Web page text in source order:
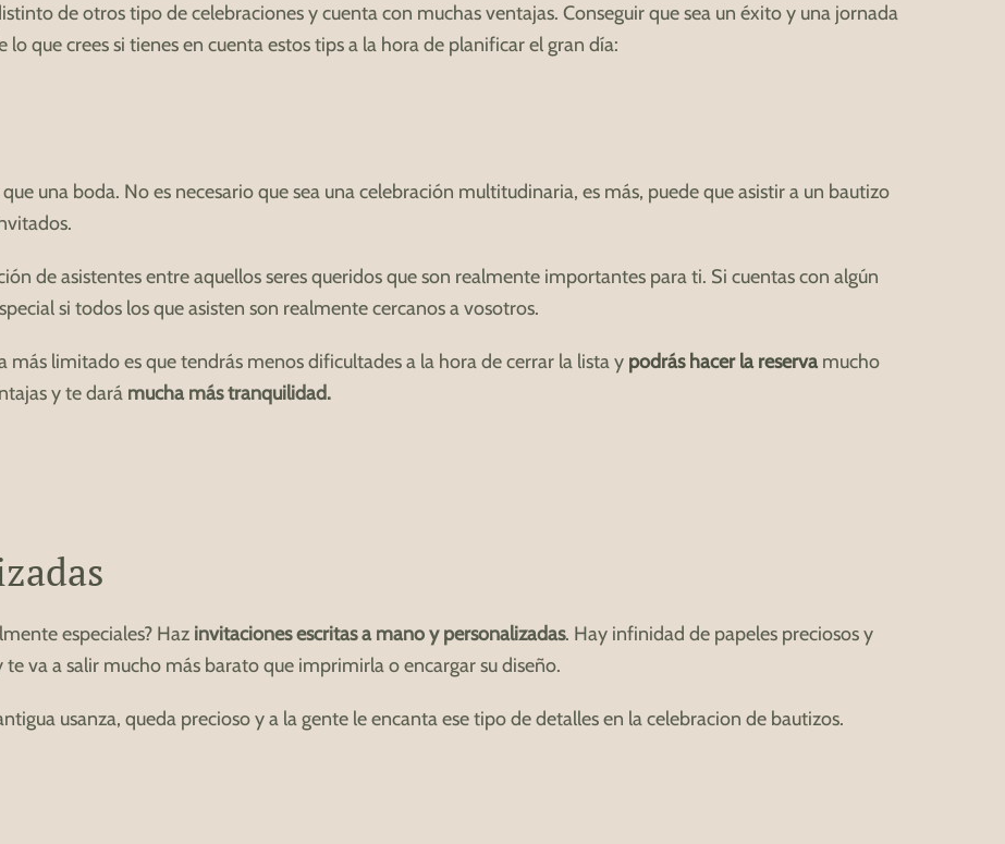
de otros tipo de celebraciones y cuenta con muchas ventajas. Conseguir que sea un éxito y una jornada
que crees si tienes en cuenta estos tips a la hora de planificar el gran día:
una boda. No es necesario que sea una celebración multitudinaria, es más, puede que asistir a un bautizo
de asistentes entre aquellos seres queridos que son realmente importantes para ti. Si cuentas con algún
si todos los que asisten son realmente cercanos a vosotros.
limitado es que tendrás menos dificultades a la hora de cerrar la lista y podrás hacer la reservamucho
y te dará mucha más tranquilidad.
especiales? Haz invitaciones escritas a mano y personalizadas. Hay infinidad de papeles preciosos y
va a salir mucho más barato que imprimirla o encargar su diseño.
usanza, queda precioso y a la gente le encanta ese tipo de detalles en la celebracion de bautizos.